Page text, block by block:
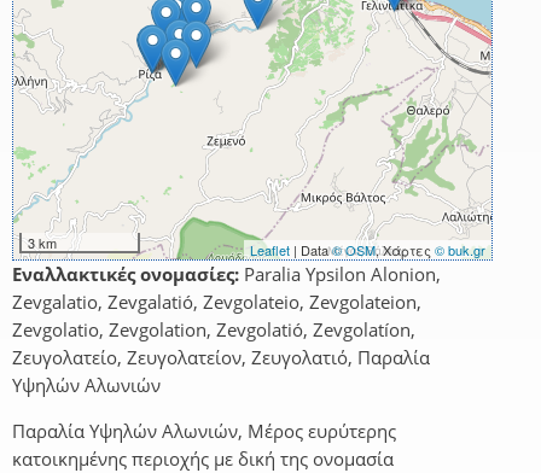
3 km Leaflet | Data© OSM, Χάρτες © buk.gr
Εναλλακτικές ονομασίες: Paralia Ypsilon Alonion,
Zevgalatio, Zevgalatió, Zevgolateio, Zevgolateion,
Zevgolatio, Zevgolation, Zevgolatió, Zevgolatíon,
Ζευγολατείο, Ζευγολατείον, Ζευγολατιό, Παραλία
Υψηλών Αλωνιών
Παραλία Υψηλών Αλωνιών, Μέρος ευρύτερης
κατοικημένης περιοχής με δική της ονομασία